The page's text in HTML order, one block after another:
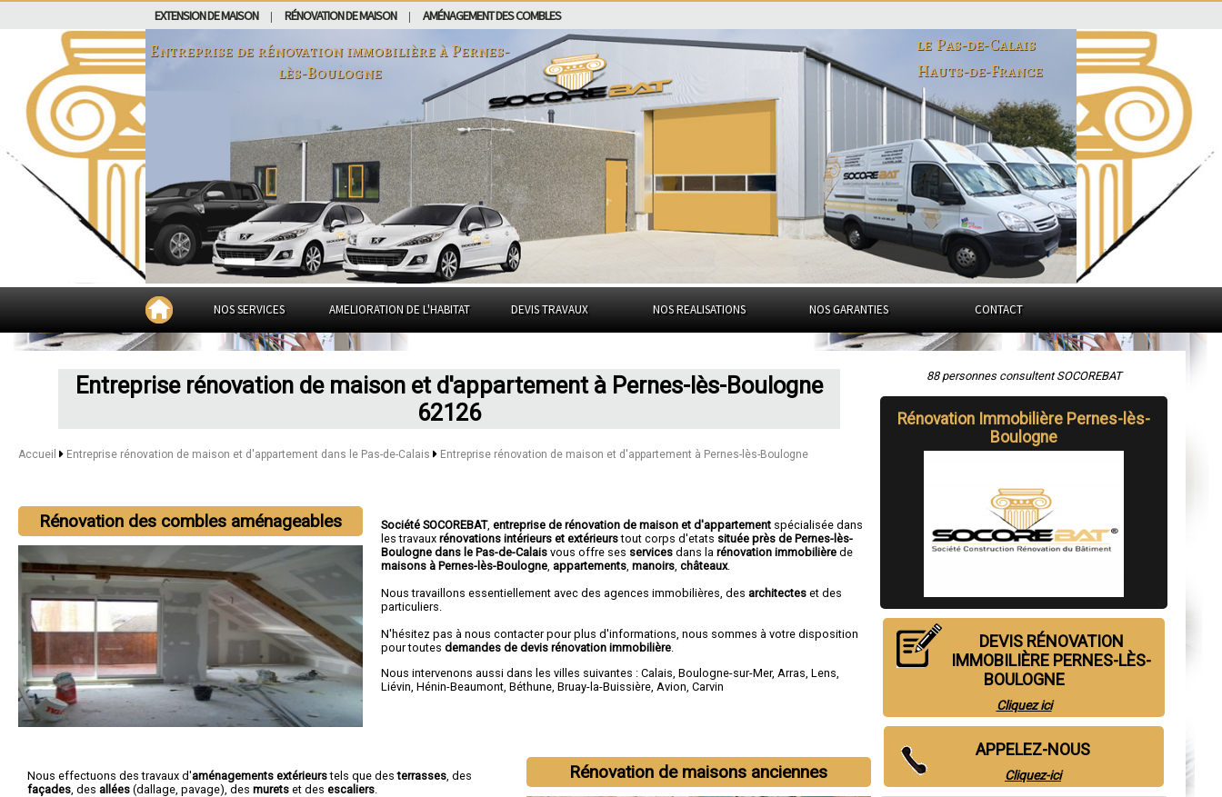
EXTENSION DE MAISON RÉNOVATION DE MAISON AMÉNAGEMENT DES COMBLES
Entreprise de rénovation immobilière àPernes-
lès-Boulogne
le Pas-de-Calais
Hauts-de-France
NOS SERVICES AMELIORATION DE L'HABITAT DEVIS TRAVAUX NOS REALISATIONS NOS GARANTIES CONTACT
Entreprise rénovation de maison et d'appartement à Pernes-lès-Boulogne
62126
Accueil Entreprise rénovation de maison et d'appartement dans le Pas-de-Calais Entreprise rénovation de maison et d'appartement à Pernes-lès-Boulogne
Rénovation des combles aménageables Société SOCOREBAT,entreprise de rénovation de maison et d'appartement spécialisée dans
les travauxrénovations intérieurs et extérieurstout corps d'etats située près de Pernes-lès-
Boulogne dans le Pas-de-Calaisvous offre ses services dans larénovation immobilière de
maisons à Pernes-lès-Boulogne appartements ,manoirs ,châteaux.
Nous travaillons essentiellement avec des agences immobilières, des architectes et des
particuliers.
N'hésitez pas à nous contacter pour plus d'informations, nous sommes à votre disposition
pour toutesdemandes de devis rénovation immobilière
Nous intervenons aussi dans les villes suivantes :Calais ,Boulogne-sur-Mer, Arras ,Lens
Liévin ,Hénin-Beaumont ,Béthune ,Bruay-la-Buissière Avion ,Carvin
Rénovation de maisons anciennes
Nous effectuons des travaux d'aménagements extérieurstels que desterrasses , des
façades , des allées (dallage, pavage), des murets et des escaliers
88 personnes consultent SOCOREBAT
Rénovation Immobilière Pernes-lès-
Boulogne
DEVIS RÉNOVATION
IMMOBILIÈRE PERNES-LÈS-
BOULOGNE
Cliquez ici
APPELEZ-NOUS
Cliquez-ici